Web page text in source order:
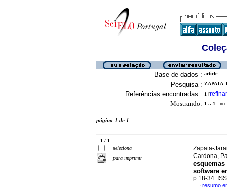
Base de dados : article
Pesquisa :
Referências encontradas : 1 [refinar
Mostrando: 1 .. 1 no
página 1 de 1
1 / 1
seleciona
para imprimir
Zapata-
Cardona,
software
p.18-34.
· resumo